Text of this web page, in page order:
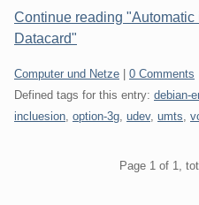
Continue reading
Datacard"
Categories:
Computer und Netze
0 Comments
Defined tags for this entry: debian-
incluesion option-3g udev, umts
Page 1 of 1,